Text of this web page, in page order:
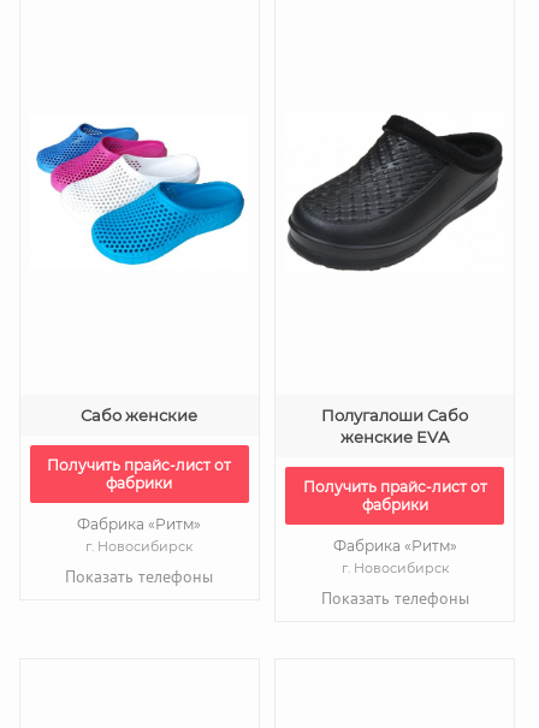
Сабо женские
Получить прайс-лист от
фабрики
Фабрика «Ритм»
г. Новосибирск
Показать телефоны
Полугалоши Сабо
женские EVA
Получить прайс-лист от
фабрики
Фабрика «Ритм»
г. Новосибирск
Показать телефоны